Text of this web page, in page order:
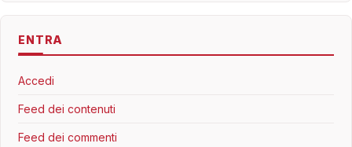
ENTRA
Accedi
Feed dei contenuti
Feed dei commenti